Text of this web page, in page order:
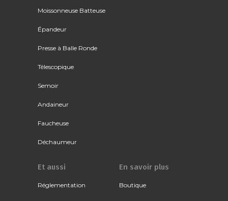
Moissonneuse Batteuse
Épandeur
Presse à Balle Ronde
Télescopique
Semoir
Andaineur
Faucheuse
Déchaumeur
Et aussi
Réglementation
En savoir plus
Boutique